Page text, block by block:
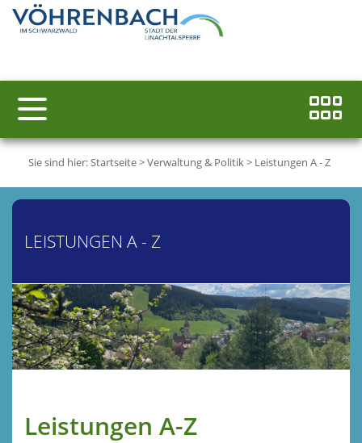
Sie sind hier:Startseite>Verwaltung & Politik> Leistungen A - Z
LEISTUNGEN A - Z
Leistungen A-Z